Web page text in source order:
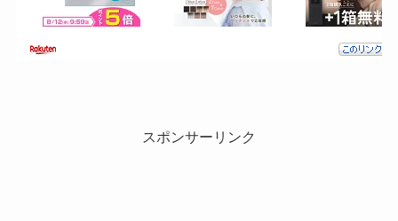
スポンサーリンク